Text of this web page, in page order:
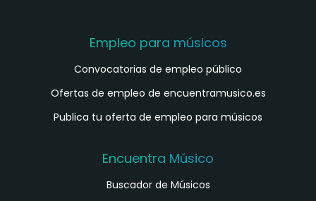
Empleo para músicos
Convocatorias de empleo público
Ofertas de empleo de encuentramusico.es
Publica tu oferta de empleo para músicos
Encuentra Músico
Buscador de Músicos